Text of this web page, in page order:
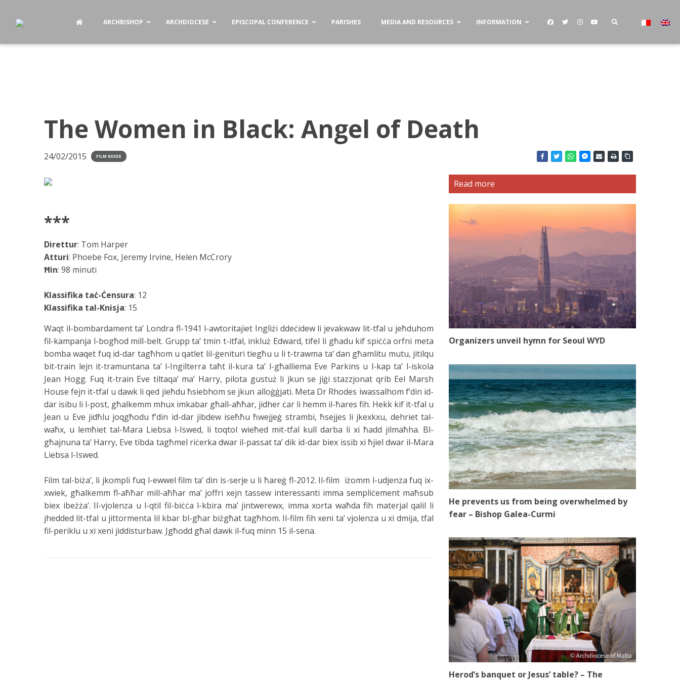
ARCHBISHOP ARCHDIOCESE EPISCOPAL CONFERENCE PARISHES MEDIA AND RESOURCES INFORMATION
The Women in Black: Angel of Death
24/02/2015 FILM GUIDE
***
Direttur: Tom Harper
Atturi: Phoebe Fox, Jeremy Irvine, Helen McCrory
Ħin: 98 minuti
Klassifika taċ-Ċensura: 12
Klassifika tal-Knisja: 15
Waqt il-bombardament ta’ Londra fl-1941 l-awtoritajiet Ingliżi ddeċidew li jevakwaw lit-tfal u jeħduhom
fil-kampanja l-bogħod mill-belt. Grupp ta’ tmin t-itfal, inkluż Edward, tifel li għadu kif spiċċa orfni meta
bomba waqet fuq id-dar tagħhom u qatlet lil-ġenituri tiegħu u li t-trawma ta’ dan għamlitu mutu, jitilqu
bit-train lejn it-tramuntana ta’ l-Ingilterra taħt il-kura ta’ l-għalliema Eve Parkins u l-kap ta’ l-iskola
Jean Hogg. Fuq it-train Eve tiltaqa’ ma’ Harry, pilota gustuż li jkun se jiġi stazzjonat qrib Eel Marsh
House fejn it-tfal u dawk li qed jieħdu ħsiebhom se jkun alloġġjati. Meta Dr Rhodes iwassalhom f’din id-
dar isibu li l-post, għalkemm mhux imkabar għall-aħħar, jidher ċar li hemm il-ħares fih. Hekk kif it-tfal u
Jean u Eve jidħlu joqgħodu f’din id-dar jibdew iseħħu ħwejjeġ strambi, ħsejjes li jkexkxu, dehriet tal-
waħx, u lemħiet tal-Mara Liebsa l-Iswed, li toqtol wieħed mit-tfal kull darba li xi ħadd jilmaħha. Bl-
għajnuna ta’ Harry, Eve tibda tagħmel riċerka dwar il-passat ta’ dik id-dar biex issib xi ħjiel dwar il-Mara
Liebsa l-Iswed.
Film tal-biża’, li jkompli fuq l-ewwel film ta’ din is-serje u li ħareġ fl-2012. Il-film iżomm l-udjenza fuq ix-
xwiek, għalkemm fl-aħħar mill-aħħar ma’ joffri xejn tassew interessanti imma sempliċement maħsub
biex ibeżża’. Il-vjolenza u l-qtil fil-biċċa l-kbira ma’ jintwerewx, imma xorta waħda fih materjal qalil li
jhedded lit-tfal u jittormenta lil kbar bl-għar biżgħat tagħhom. Il-film fih xeni ta’ vjolenza u xi dmija, tfal
fil-periklu u xi xeni jiddisturbaw. Jgħodd għal dawk il-fuq minn 15 il-sena.
Read more
Organizers unveil hymn for Seoul WYD
He prevents us from being overwhelmed by
fear – Bishop Galea-Curmi
Herod’s banquet or Jesus’ table? – The